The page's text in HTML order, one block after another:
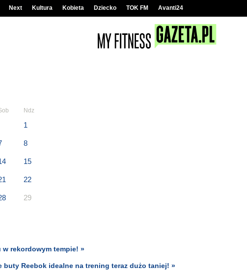
Next Kultura Kobieta Dziecko TOK FM Avanti24
Ndz
1
8
15
22
29
w rekordowym tempie! »
buty Reebok idealne na trening teraz dużo taniej! »